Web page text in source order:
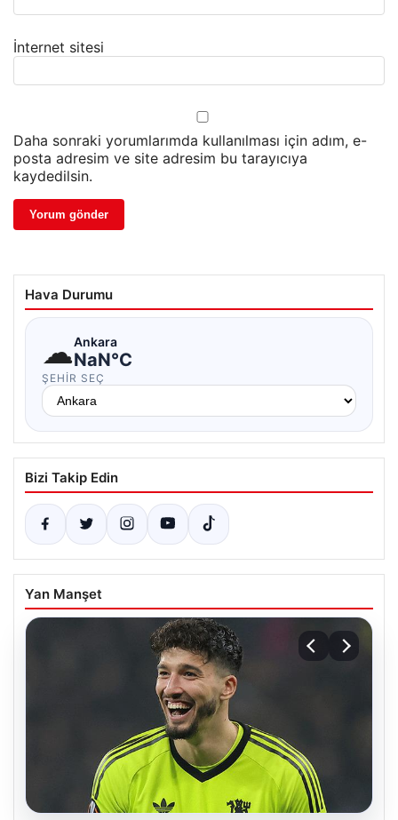
İnternet sitesi
Daha sonraki yorumlarımda kullanılması için adım, e-
posta adresim ve site adresim bu tarayıcıya
kaydedilsin.
Hava Durumu
☁Ankara
NaN°C
ŞEHIR SEÇ
Bizi Takip Edin
Yan Manşet